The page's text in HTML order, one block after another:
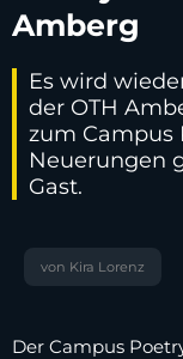
Amberg
Es wird
der OTH
zum Campus
Neuerungen
Gast.
von Kira Lorenz
Der Campus